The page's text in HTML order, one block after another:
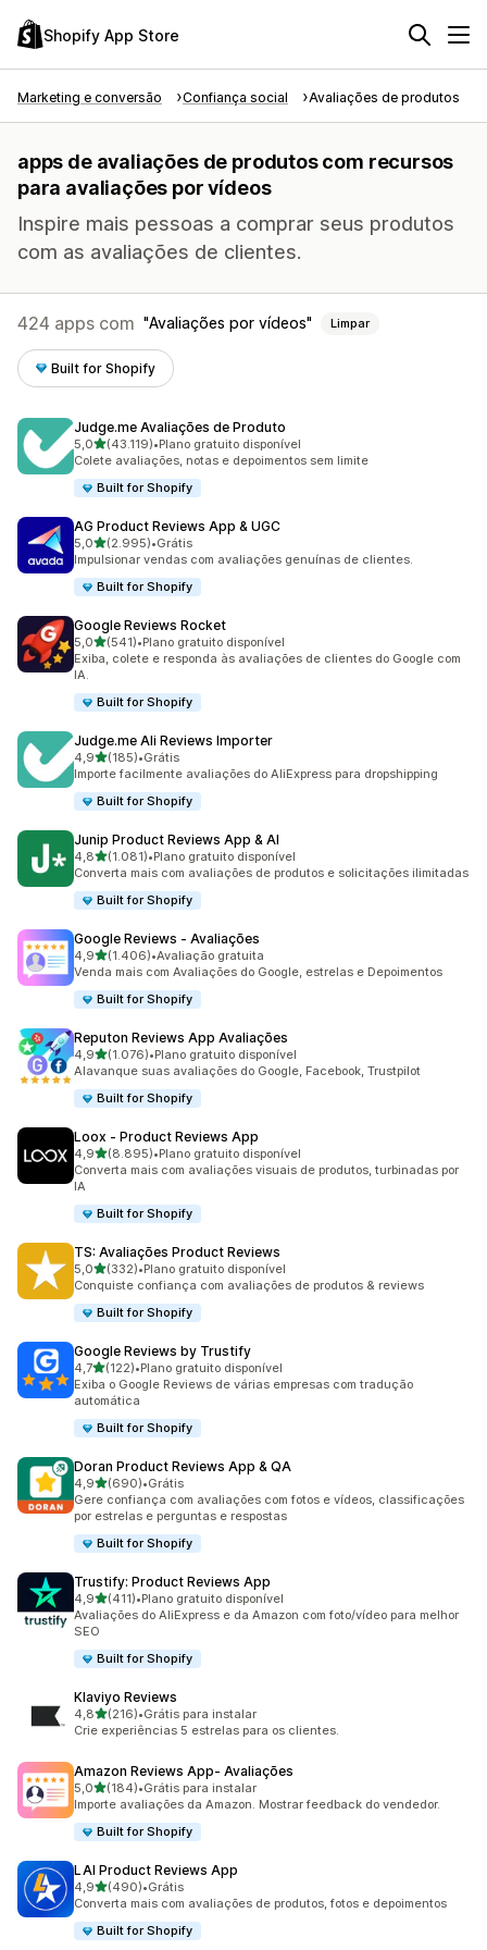
Shopify App Store
Marketing e conversão Confiança social Avaliações de produtos
apps de avaliações de produtos com recursos
para avaliações por vídeos
Inspire mais pessoas a comprar seus produtos
com as avaliações de clientes.
424 apps com Avaliações por vídeos Limpar
Built for Shopify
Judge.me Avaliações de Produto
5,0de 5 estrelas
(43.119)
43119 avaliações ao todo
•Plano gratuito disponível
Colete avaliações, notas e depoimentos sem limite
Built for Shopify
AG Product Reviews App & UGC
5,0de 5 estrelas
(2.995)
2995 avaliações ao todo
•Grátis
Impulsionar vendas com avaliações genuínas de clientes.
Built for Shopify
Google Reviews Rocket
5,0de 5 estrelas
(541)
541 avaliações ao todo
•Plano gratuito disponível
Exiba, colete e responda às avaliações de clientes do Google com
IA.
Built for Shopify
Judge.me Ali Reviews Importer
4,9de 5 estrelas
(185)
185 avaliações ao todo
•Grátis
Importe facilmente avaliações do AliExpress para dropshipping
Built for Shopify
Junip Product Reviews App & AI
4,8de 5 estrelas
(1.081)
1081 avaliações ao todo
•Plano gratuito disponível
Converta mais com avaliações de produtos e solicitações ilimitadas
Built for Shopify
Google Reviews ‑ Avaliações
4,9de 5 estrelas
(1.406)
1406 avaliações ao todo
•Avaliação gratuita
Venda mais com Avaliações do Google, estrelas e Depoimentos
Built for Shopify
Reputon Reviews App Avaliações
4,9de 5 estrelas
(1.076)
1076 avaliações ao todo
•Plano gratuito disponível
Alavanque suas avaliações do Google, Facebook, Trustpilot
Built for Shopify
Loox ‑ Product Reviews App
4,9de 5 estrelas
(8.895)
8895 avaliações ao todo
•Plano gratuito disponível
Converta mais com avaliações visuais de produtos, turbinadas por
IA
Built for Shopify
TS: Avaliações Product Reviews
5,0de 5 estrelas
(332)
332 avaliações ao todo
•Plano gratuito disponível
Conquiste confiança com avaliações de produtos & reviews
Built for Shopify
Google Reviews by Trustify
4,7de 5 estrelas
(122)
122 avaliações ao todo
•Plano gratuito disponível
Exiba o Google Reviews de várias empresas com tradução
automática
Built for Shopify
Doran Product Reviews App & QA
4,9de 5 estrelas
(690)
690 avaliações ao todo
•Grátis
Gere confiança com avaliações com fotos e vídeos, classificações
por estrelas e perguntas e respostas
Built for Shopify
Trustify: Product Reviews App
4,9de 5 estrelas
(411)
411 avaliações ao todo
•Plano gratuito disponível
Avaliações do AliExpress e da Amazon com foto/vídeo para melhor
SEO
Built for Shopify
Klaviyo Reviews
4,8de 5 estrelas
(216)
216 avaliações ao todo
•Grátis para instalar
Crie experiências 5 estrelas para os clientes.
Amazon Reviews App‑ Avaliações
5,0de 5 estrelas
(184)
184 avaliações ao todo
•Grátis para instalar
Importe avaliações da Amazon. Mostrar feedback do vendedor.
Built for Shopify
LAI Product Reviews App
4,9de 5 estrelas
(490)
490 avaliações ao todo
•Grátis
Converta mais com avaliações de produtos, fotos e depoimentos
Built for Shopify